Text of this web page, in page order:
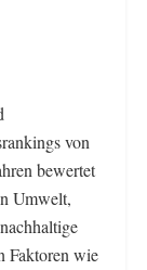
von
bewertet
Umwelt,
Faktoren wie